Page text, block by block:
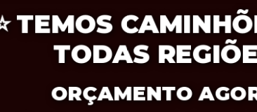
TEMOS
TODAS
ORÇAMENTO